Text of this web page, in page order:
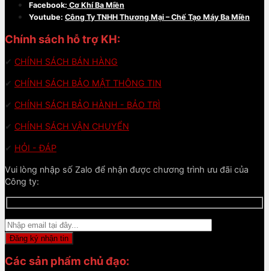
Facebook: Cơ Khí Ba Miền
Youtube: Công Ty TNHH Thương Mại – Chế Tạo Máy Ba Miền
Chính sách hỗ trợ KH:
✔ CHÍNH SÁCH BÁN HÀNG
✔ CHÍNH SÁCH BẢO MẬT THÔNG TIN
✔ CHÍNH SÁCH BẢO HÀNH - BẢO TRÌ
✔ CHÍNH SÁCH VẬN CHUYỂN
✔ HỎI - ĐÁP
Vui lòng nhập số Zalo để nhận được chương trình ưu đãi của
Công ty:
Các sản phẩm chủ đạo: